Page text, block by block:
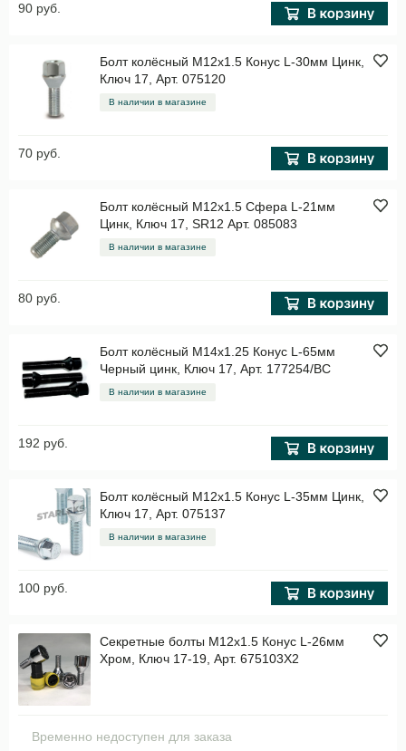
90 руб.
Болт колёсный M12x1.5 Конус L-30мм Цинк,
Ключ 17, Арт. 075120
В наличии в магазине
70 руб.
Болт колёсный M12x1.5 Сфера L-21мм
Цинк, Ключ 17, SR12 Арт. 085083
В наличии в магазине
80 руб.
Болт колёсный M14x1.25 Конус L-65мм
Черный цинк, Ключ 17, Арт. 177254/BC
В наличии в магазине
192 руб.
Болт колёсный M12x1.5 Конус L-35мм Цинк,
Ключ 17, Арт. 075137
В наличии в магазине
100 руб.
Секретные болты M12x1.5 Конус L-26мм
Хром, Ключ 17-19, Арт. 675103X2
Временно недоступен для заказа